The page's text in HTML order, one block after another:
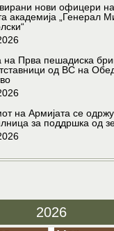
нови офицери
академија „Генерал
на Прва пешадиска
од ВС на
на Армијата се
за поддршка од
2026